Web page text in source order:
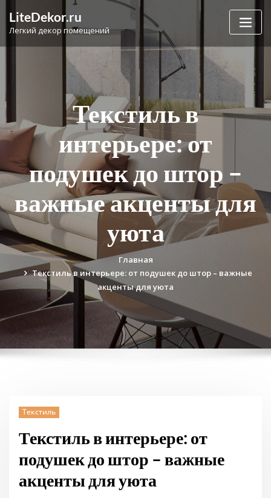
содержимому
LiteDekor.ru
Легкий декор помещений
Текстиль в
интерьере: от
подушек до штор –
важные акценты для
уюта
Главная
Текстиль в интерьере: от подушек до штор – важные
акценты для уюта
Текстиль
Текстиль в интерьере: от
подушек до штор – важные
акценты для уюта